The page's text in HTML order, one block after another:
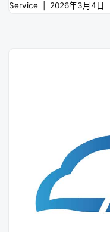
Service 2026年3月4日